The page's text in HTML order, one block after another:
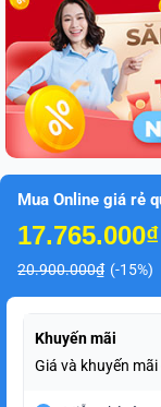
Mua Online giá rẻ
17.765.000₫
20.900.000₫ (-15%)
Khuyến mãi
Giá và khuyến